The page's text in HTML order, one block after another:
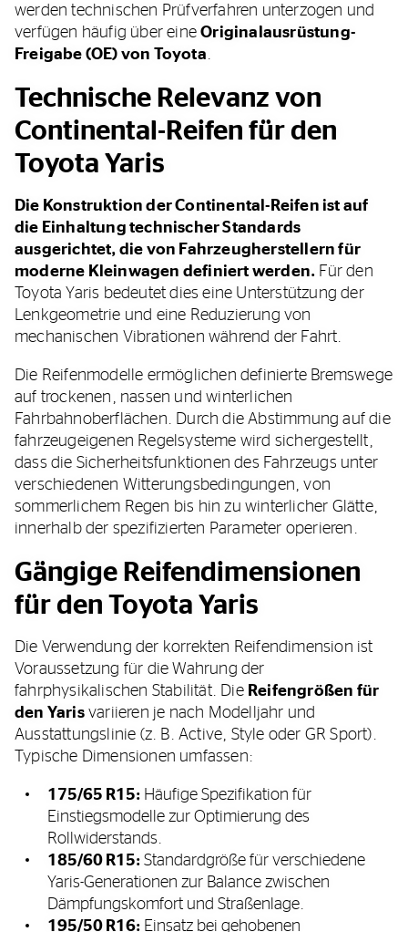
werden technischen Prüfverfahren unterzogen und
verfügen häufig über eineOriginalausrüstung-
Freigabe (OE) von Toyota.
Technische Relevanz von
Continental-Reifen für den
Toyota Yaris
Die Konstruktion der Continental-Reifen ist auf
die Einhaltung technischer Standards
ausgerichtet, die von Fahrzeugherstellern für
moderne Kleinwagen definiert werden. Für den
Toyota Yaris bedeutet dies eine Unterstützung der
Lenkgeometrie und eine Reduzierung von
mechanischen Vibrationen während der Fahrt.
Die Reifenmodelle ermöglichen definierte Bremswege
auf trockenen, nassen und winterlichen
Fahrbahnoberflächen. Durch die Abstimmung auf die
fahrzeugeigenen Regelsysteme wird sichergestellt,
dass die Sicherheitsfunktionen des Fahrzeugs unter
verschiedenen Witterungsbedingungen, von
sommerlichem Regen bis hin zu winterlicher Glätte,
innerhalb der spezifizierten Parameter operieren.
Gängige Reifendimensionen
für den Toyota Yaris
Die Verwendung der korrekten Reifendimension ist
Voraussetzung für die Wahrung der
fahrphysikalischen Stabilität. Die Reifengrößen für
den Yarisvariieren je nach Modelljahr und
Ausstattungslinie (z. B. Active, Style oder GR Sport).
Typische Dimensionen umfassen:
175/65 R15: Häufige Spezifikation für
Einstiegsmodelle zur Optimierung des
Rollwiderstands.
185/60 R15: Standardgröße für verschiedene
Yaris-Generationen zur Balance zwischen
Dämpfungskomfort und Straßenlage.
195/50 R16: Einsatz bei gehobenen